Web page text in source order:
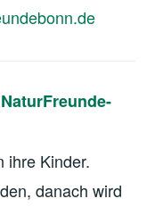
NaturFreunde-
ihre Kinder.
danach wird